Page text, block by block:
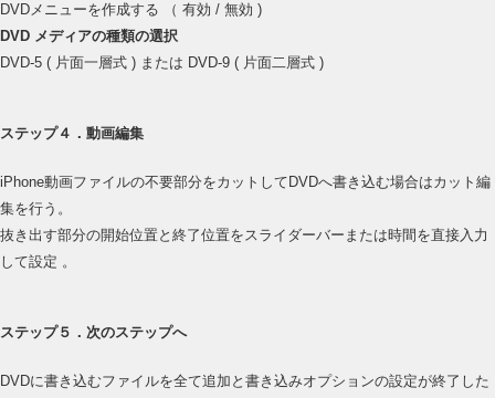
DVDメニューを作成する （ 有効 / 無効 )
DVD メディアの種類の選択
DVD-5 ( 片面一層式 ) または DVD-9 ( 片面二層式 )
ステップ４．動画編集
iPhone動画ファイルの不要部分をカットしてDVDへ書き込む場合はカット編
集を行う。
抜き出す部分の開始位置と終了位置をスライダーバーまたは時間を直接入力
して設定 。
ステップ５．次のステップへ
DVDに書き込むファイルを全て追加と書き込みオプションの設定が終了した